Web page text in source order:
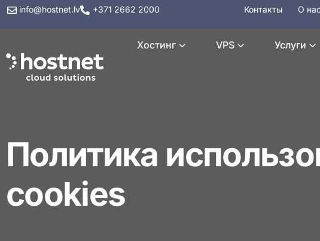
info@hostnet.lv +371 2662 2000 Контакты О наc
Хостинг VPS Услуги
Политика
cookies